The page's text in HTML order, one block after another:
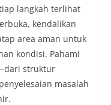
langkah terlihat
kendalikan
area aman untuk
kondisi. Pahami
struktur
masalah